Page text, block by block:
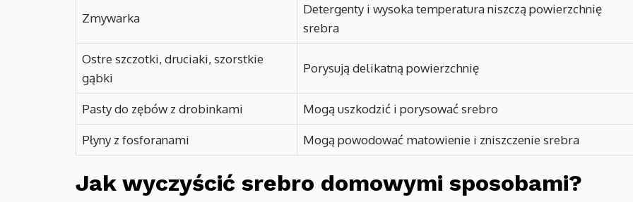
Zmywarka
Detergenty i wysoka temperatura niszczą powierzchnię
srebra
Ostre szczotki, druciaki, szorstkie
gąbki
Porysują delikatną powierzchnię
Pasty do zębów z drobinkami Mogą uszkodzić i porysować srebro
Płyny z fosforanami Mogą powodować matowienie i zniszczenie srebra
Jak wyczyścić srebro domowymi sposobami?